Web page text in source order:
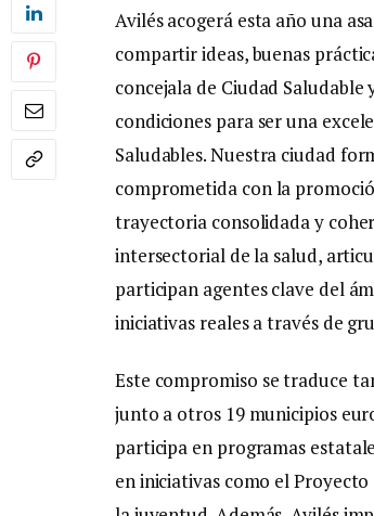
Avilés acogerá esta año una
compartir ideas, buenas
concejala de Ciudad
condiciones para ser una
Saludables. Nuestra ciudad
comprometida con la
trayectoria consolidada y
intersectorial de la salud,
participan agentes clave del
iniciativas reales a través de
Este compromiso se traduce
junto a otros 19 municipios
participa en programas
en iniciativas como el